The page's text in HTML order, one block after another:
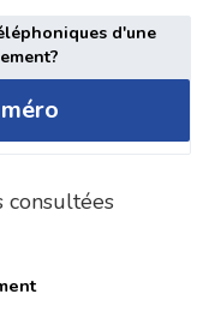
d'une
consultées